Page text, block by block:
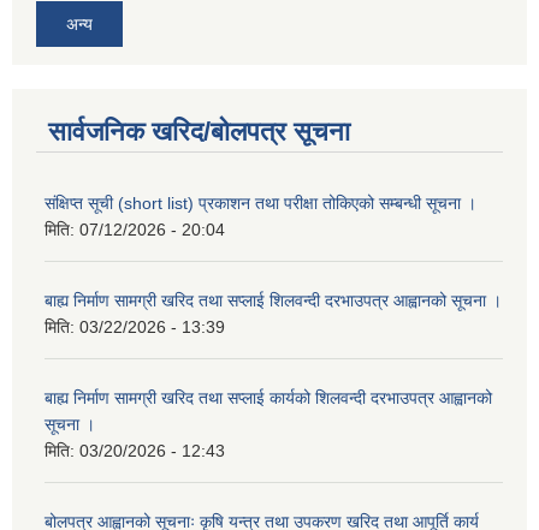
अन्य
सार्वजनिक खरिद/बोलपत्र सूचना
संक्षिप्त सूची (short list) प्रकाशन तथा परीक्षा तोकिएको सम्बन्धी सूचना ।
मिति: 07/12/2026 - 20:04
बाह्य निर्माण सामग्री खरिद तथा सप्लाई शिलवन्दी दरभाउपत्र आह्वानको सूचना ।
मिति: 03/22/2026 - 13:39
बाह्य निर्माण सामग्री खरिद तथा सप्लाई कार्यको शिलवन्दी दरभाउपत्र आह्वानको
सूचना ।
मिति: 03/20/2026 - 12:43
बोलपत्र आह्वानको सूचनाः कृषि यन्त्र तथा उपकरण खरिद तथा आपूर्ति कार्य